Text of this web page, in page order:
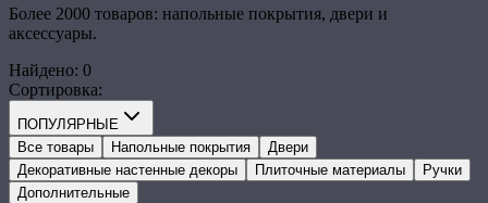
Более 2000 товаров: напольные покрытия, двери и
аксессуары.
Найдено: 0
Сортировка:
ПОПУЛЯРНЫЕ
Все товары
Напольные покрытия
Двери
Декоративные настенные декоры
Плиточные материалы
Ручки
Дополнительные